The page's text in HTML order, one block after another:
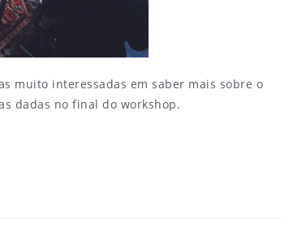
muito interessadas em saber mais sobre o
dadas no final do workshop.